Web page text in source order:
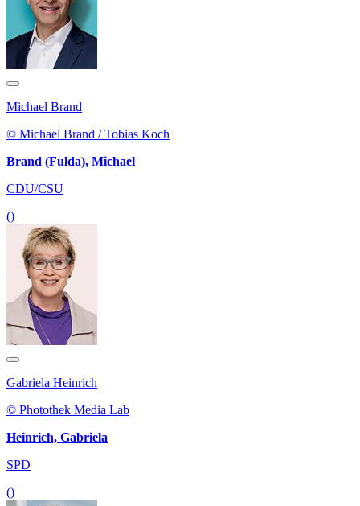
Michael Brand
© Michael Brand / Tobias Koch
Brand (Fulda), Michael
CDU/CSU
()
Gabriela Heinrich
© Photothek Media Lab
Heinrich, Gabriela
SPD
()